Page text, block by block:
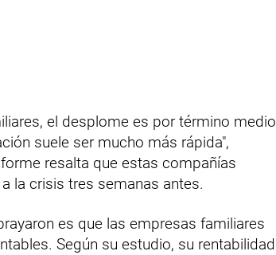
el desplome es por término medio
suele ser mucho más rápida",
resalta que estas compañías
la crisis tres semanas antes.
es que las empresas familiares
Según su estudio, su rentabilidad